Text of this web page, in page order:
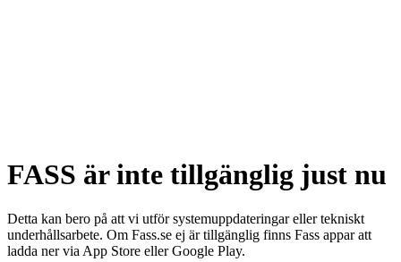
FASS är inte tillgänglig just nu
Detta kan bero på att vi utför systemuppdateringar eller tekniskt
underhållsarbete. Om Fass.se ej är tillgänglig finns Fass appar att
ladda ner via App Store eller Google Play.